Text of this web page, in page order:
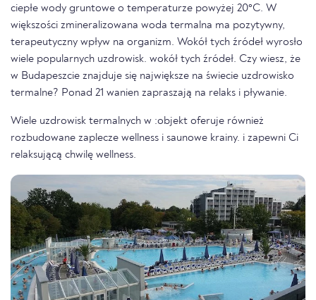
ciepłe wody gruntowe o temperaturze powyżej 20°C. W
większości zmineralizowana woda termalna ma pozytywny,
terapeutyczny wpływ na organizm. Wokół tych źródeł wyrosło
wiele popularnych uzdrowisk. wokół tych źródeł. Czy wiesz, że
w Budapeszcie znajduje się największe na świecie uzdrowisko
termalne? Ponad 21 wanien zapraszają na relaks i pływanie.
Wiele uzdrowisk termalnych w :objekt oferuje również
rozbudowane zaplecze wellness i saunowe krainy. i zapewni Ci
relaksującą chwilę wellness.